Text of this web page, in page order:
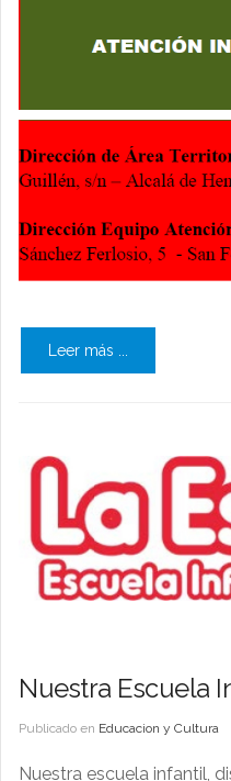
Leer más ...
Nuestra Escuela
Publicado en Educacion y Cultura
Nuestra escuela infantil,